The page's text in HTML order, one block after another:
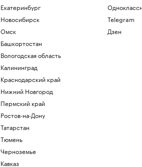
Екатеринбург
Новосибирск
Омск
Башкортостан
Вологодская область
Калининград
Краснодарский край
Нижний Новгород
Пермский край
Ростов-на-Дону
Татарстан
Тюмень
Черноземье
Кавказ
Telegram
Дзен